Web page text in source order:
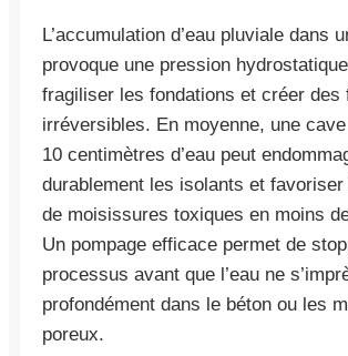
L’accumulation d’eau pluviale dans
provoque une pression
fragiliser les fondations et créer des
irréversibles. En moyenne, une
10 centimètres d’eau peut
durablement les isolants et favoriser
de moisissures toxiques en moins
Un pompage efficace permet de
processus avant que l’eau ne
profondément dans le béton ou les
poreux.